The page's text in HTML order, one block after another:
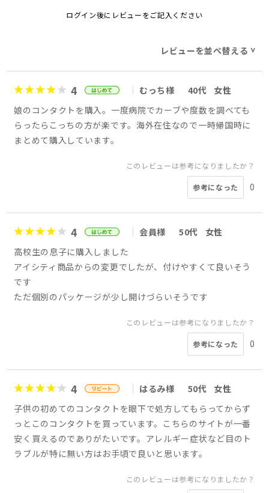
ログイン後にレビューをご記入ください
レビューを並べ替える >
4 むっち様 40代
女性
娘のコンタクトを購入。一度病院でカーブや度数を調べても
らったらこっちの方が楽です。海外在住なので一時帰国時に
まとめて購入しています。
このレビューは参考になりましたか？
参考になった 0
4 会員様 50代
女性
高校生の息子に購入しました
アイシティ商品からの変更でしたが、付けやすくて良いそう
です
ただ個別のパッケージが少し開けづらいそうです
このレビューは参考になりましたか？
参考になった 0
4 はるみ様 50代
女性
子供の初めてのコンタクトを眼下で処方してもらってからず
っとこのコンタクトを買っています。こちらのサイトが一番
安く買えるのでありがたいです。アレルギー症状など目のト
ラブルが特に無い方はお手頃で良いと思います。
このレビューは参考になりましたか？